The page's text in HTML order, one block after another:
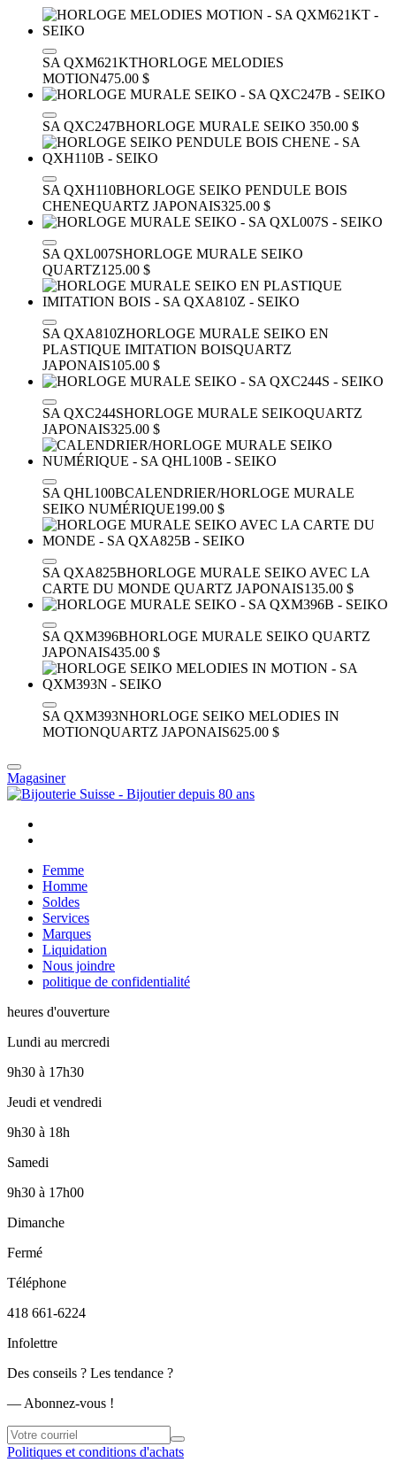
SA QXM621KTHORLOGE MELODIES
MOTION475.00 $
SA QXC247BHORLOGE MURALE SEIKO 350.00 $
SA QXH110BHORLOGE SEIKO PENDULE BOIS
CHENEQUARTZ JAPONAIS325.00 $
SA QXL007SHORLOGE MURALE SEIKO
QUARTZ125.00 $
SA QXA810ZHORLOGE MURALE SEIKO EN
PLASTIQUE IMITATION BOISQUARTZ
JAPONAIS105.00 $
SA QXC244SHORLOGE MURALE SEIKOQUARTZ
JAPONAIS325.00 $
SA QHL100BCALENDRIER/HORLOGE MURALE
SEIKO NUMÉRIQUE199.00 $
SA QXA825BHORLOGE MURALE SEIKO AVEC LA
CARTE DU MONDE QUARTZ JAPONAIS135.00 $
SA QXM396BHORLOGE MURALE SEIKO QUARTZ
JAPONAIS435.00 $
SA QXM393NHORLOGE SEIKO MELODIES IN
MOTIONQUARTZ JAPONAIS625.00 $
Magasiner
Femme
Homme
Soldes
Services
Marques
Liquidation
Nous joindre
politique de confidentialité
heures d'ouverture
Lundi au mercredi
9h30 à 17h30
Jeudi et vendredi
9h30 à 18h
Samedi
9h30 à 17h00
Dimanche
Fermé
Téléphone
418 661-6224
Infolettre
Des conseils ? Les tendance ?
― Abonnez-vous !
Politiques et conditions d'achats